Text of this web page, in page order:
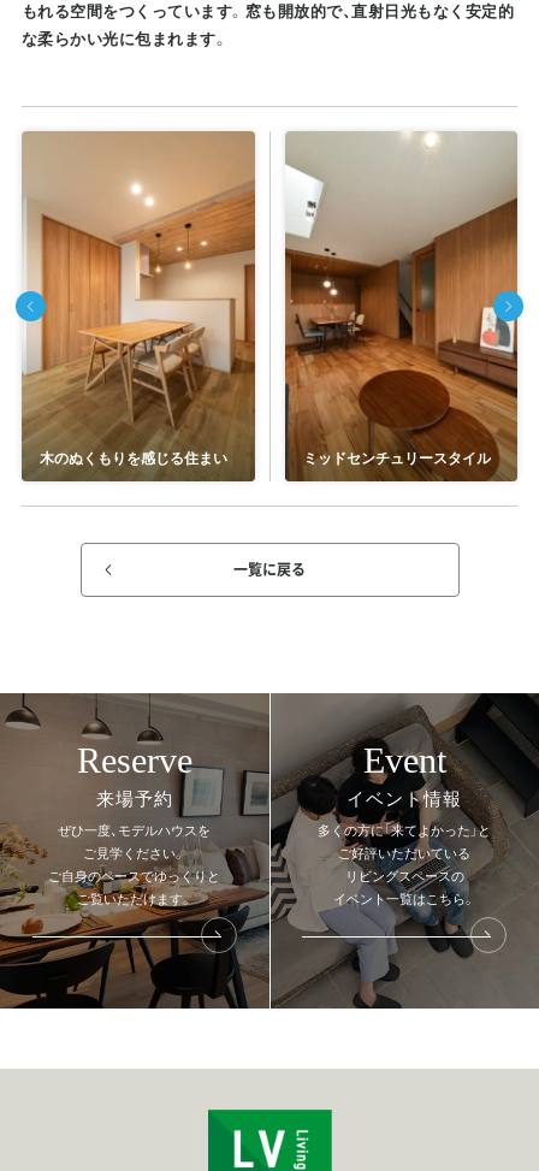
もれる空間をつくっています。窓も開放的で、直射日光もなく安定的
な柔らかい光に包まれます。
木のぬくもりを感じる住まい ミッドセンチュリースタイル
一覧に戻る
Reserve
来場予約
ぜひ一度、モデルハウスを
ご見学ください。
ご自身のペースでゆっくりと
ご覧いただけます。
Event
イベント情報
多くの方に「来てよかった」と
ご好評いただいている
リビングスペースの
イベント一覧はこちら。